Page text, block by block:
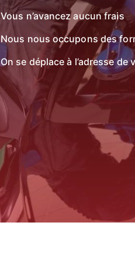
Vous n’avancez aucun frais
Nous nous occupons des
On se déplace à l’adresse de